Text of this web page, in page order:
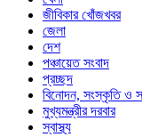
জীবিকার খোঁজখবর
জেলা
দেশ
পঞ্চায়েত সংবাদ
প্রচ্ছদ
বিনোদন, সংস্কৃতি ও
মুখ্যমন্ত্রীর দরবার
স্বাস্থ্য